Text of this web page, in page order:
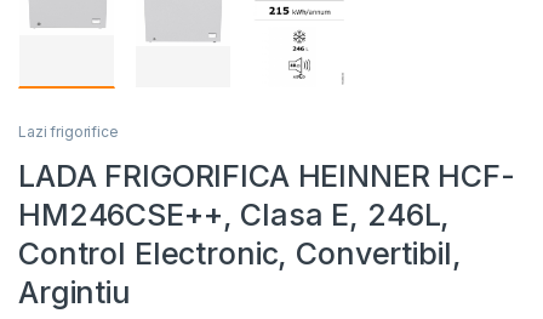
Lazi frigorifice
LADA FRIGORIFICA HEINNER HCF-
HM246CSE++, Clasa E, 246L,
Control Electronic, Convertibil,
Argintiu